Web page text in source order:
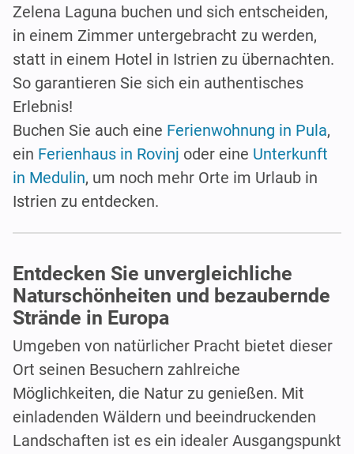
Zelena Laguna buchen und sich entscheiden,
in einem Zimmer untergebracht zu werden,
statt in einem Hotel in Istrien zu übernachten.
So garantieren Sie sich ein authentisches
Erlebnis!
Buchen Sie auch eine Ferienwohnung in Pula,
ein Ferienhaus in Rovinj oder eine Unterkunft
in Medulin, um noch mehr Orte im Urlaub in
Istrien zu entdecken.
Entdecken Sie unvergleichliche
Naturschönheiten und bezaubernde
Strände in Europa
Umgeben von natürlicher Pracht bietet dieser
Ort seinen Besuchern zahlreiche
Möglichkeiten, die Natur zu genießen. Mit
einladenden Wäldern und beeindruckenden
Landschaften ist es ein idealer Ausgangspunkt